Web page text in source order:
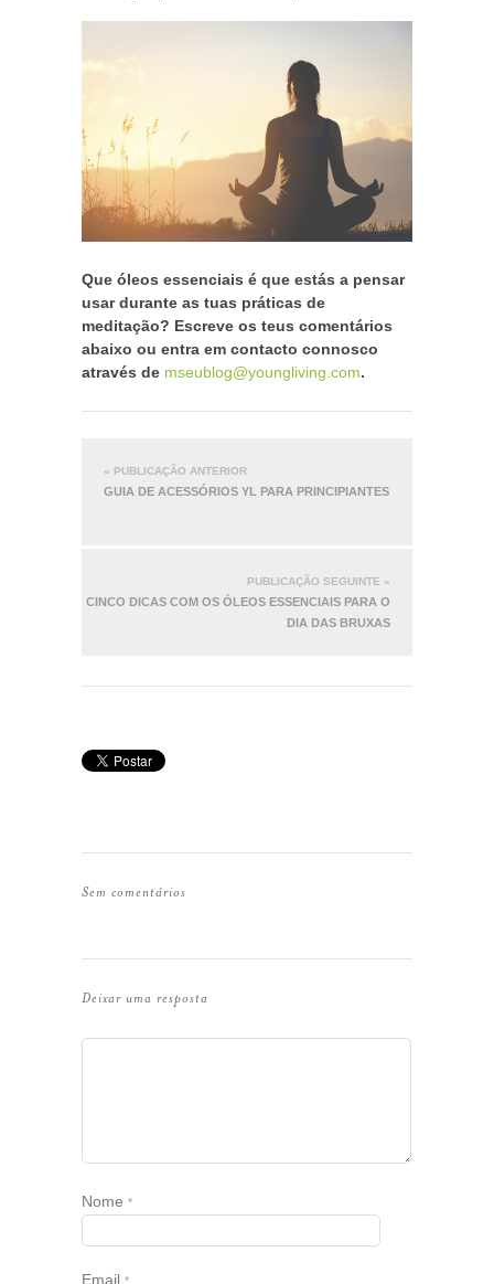
Que óleos essenciais é que estás a pensar
usar durante as tuas práticas de
meditação? Escreve os teus comentários
abaixo ou entra em contacto connosco
através de mseublog@youngliving.com.
« PUBLICAÇÃO ANTERIOR
GUIA DE ACESSÓRIOS YL PARA PRINCIPIANTES
PUBLICAÇÃO SEGUINTE »
CINCO DICAS COM OS ÓLEOS ESSENCIAIS PARA O
DIA DAS BRUXAS
Sem comentários
Deixar uma resposta
Nome *
Email *